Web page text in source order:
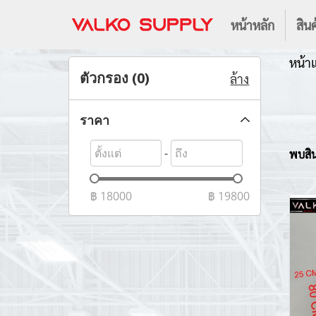
หน้าหลัก สิน
หน้า
พบสิ
ตัวกรอง (0) ล้าง
ราคา
-
฿ 18000 ฿ 19800